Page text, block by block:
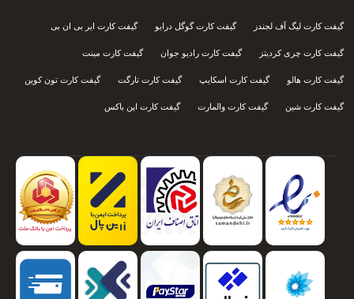
گیفت کارت لیگ آف لجندز گیفت کارت گوگل درایو گیفت کارت ایر بی ان بی
گیفت کارت چری کردیتز گیفت کارت رادیو جوان گیفت کارت مینت
گیفت کارت هالو گیفت کارت اسکایپ گیفت کارت تارگت گیفت کارت تون کوین
گیفت کارت شین گیفت کارت والمارت گیفت کارت اپن باکس